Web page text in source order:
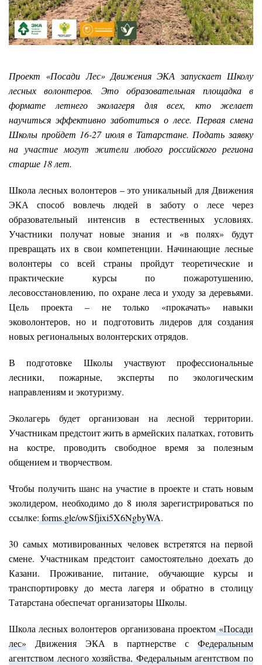
Проект «Посади Лес» Движения ЭКА запускает Школу
лесных волонтеров. Это образовательная площадка в
формате летнего эколагеря для всех, кто желает
научиться эффективно заботиться о лесе. Первая смена
Школы пройдет 16-27 июля в Татарстане. Подать заявку
на участие могут жители любого российского региона
старше 18 лет.
Школа лесных волонтеров – это уникальный для Движения
ЭКА способ вовлечь людей в заботу о лесе через
образовательный интенсив в естественных условиях.
Участники получат новые знания и «в полях» будут
превращать их в свои компетенции. Начинающие лесные
волонтеры со всей страны пройдут теоретические и
практические курсы по пожаротушению,
лесовосстановлению, по охране леса и уходу за деревьями.
Цель проекта – не только «прокачать» навыки
эковолонтеров, но и подготовить лидеров для создания
новых региональных волонтерских отрядов.
В подготовке Школы участвуют профессиональные
лесники, пожарные, эксперты по экологическим
направлениям и экотуризму.
Эколагерь будет организован на лесной территории.
Участникам предстоит жить в армейских палатках, готовить
на костре, проводить свободное время за полезным
общением и творчеством.
Чтобы получить шанс на участие в проекте и стать новым
эколидером, необходимо до 8 июля зарегистрироваться по
ссылке: forms.gle/owSfjixi5X6NgbyWA.
30 самых мотивированных человек встретятся на первой
смене. Участникам предстоит самостоятельно доехать до
Казани. Проживание, питание, обучающие курсы и
транспортировку до места лагеря и обратно в столицу
Татарстана обеспечат организаторы Школы.
Школа лесных волонтеров организована проектом «Посади
лес» Движения ЭКА в партнерстве с Федеральным
агентством лесного хозяйства, Федеральным агентством по